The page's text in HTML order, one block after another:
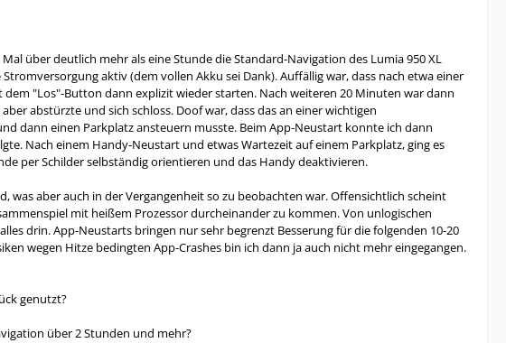
über deutlich mehr als eine Stunde die Standard-Navigation des Lumia 950 XL
aktiv (dem vollen Akku sei Dank). Auffällig war, dass nach etwa einer
"Los"-Button dann explizit wieder starten. Nach weiteren 20 Minuten war dann
abstürzte und sich schloss. Doof war, dass das an einer wichtigen
dann einen Parkplatz ansteuern musste. Beim App-Neustart konnte ich dann
Nach einem Handy-Neustart und etwas Wartezeit auf einem Parkplatz, ging es
per Schilder selbständig orientieren und das Handy deaktivieren.
was aber auch in der Vergangenheit so zu beobachten war. Offensichtlich scheint
mit heißem Prozessor durcheinander zu kommen. Von unlogischen
drin. App-Neustarts bringen nur sehr begrenzt Besserung für die folgenden 10-20
wegen Hitze bedingten App-Crashes bin ich dann ja auch nicht mehr eingegangen.
genutzt?
über 2 Stunden und mehr?